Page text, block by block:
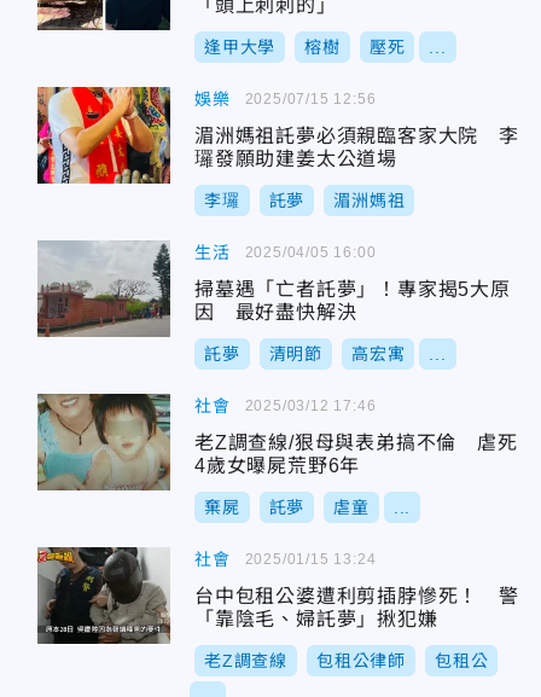
「頭上刺刺的」
逢甲大學 榕樹 壓死
娛樂
湄洲媽祖託夢必須親臨客家大院 李
㼈發願助建姜太公道場
李㼈 託夢 湄洲媽祖
2025/07/15 12:56
生活
掃墓遇「亡者託夢」！專家揭5大原
因 最好盡快解決
託夢 清明節 高宏寓
2025/04/05 16:00
社會
老Z調查線/狠母與表弟搞不倫 虐死
4歲女曝屍荒野6年
棄屍 託夢 虐童
2025/03/12 17:46
社會
台中包租公婆遭利剪插脖慘死！ 警
「靠陰毛、婦託夢」揪犯嫌
老Z調查線 包租公律師 包租公
2025/01/15 13:24